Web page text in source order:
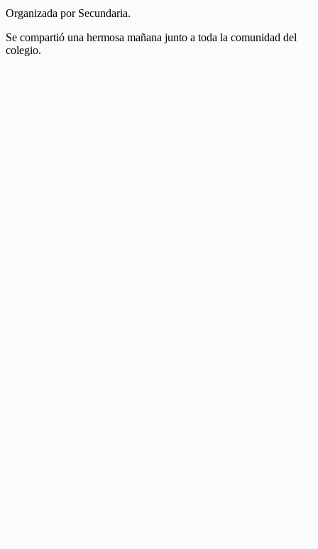
Organizada por Secundaria.
Se compartió una hermosa mañana junto a toda la comunidad del
colegio.